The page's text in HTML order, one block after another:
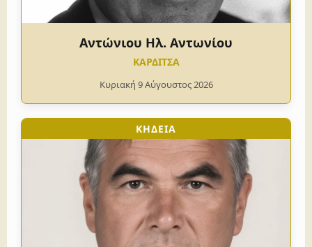
Αντώνιου Ηλ. Αντωνίου
ΚΑΡΔΙΤΣΑ
Κυριακή 9 Αύγουστος 2026
ΚΗΔΕΙΑ